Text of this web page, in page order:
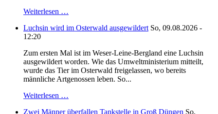
Weiterlesen …
Luchsin wird im Osterwald ausgewildert So, 09.08.2026 -
12:20
Zum ersten Mal ist im Weser-Leine-Bergland eine Luchsin
ausgewildert worden. Wie das Umweltministerium mitteilt,
wurde das Tier im Osterwald freigelassen, wo bereits
männliche Artgenossen leben. So...
Weiterlesen …
Zwei Männer überfallen Tankstelle in Groß Düngen So,